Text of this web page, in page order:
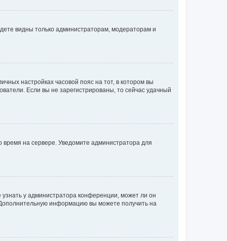
видны только администраторам, модераторам и
настройках часовой пояс на тот, в котором вы
Если вы не зарегистрированы, то сейчас удачный
время на сервере. Уведомите администратора для
у администратора конференции, может ли он
информацию вы можете получить на